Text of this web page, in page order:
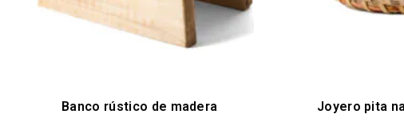
Banco rústico de madera
Joyero pita